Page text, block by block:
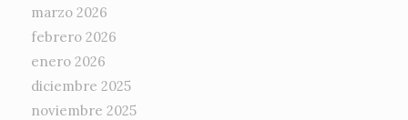
marzo 2026
febrero 2026
enero 2026
diciembre 2025
noviembre 2025